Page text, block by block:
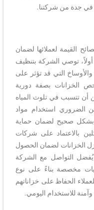
جدة من شركتنا.
القيمة لعملائها لضمان
توصي الشركة بتنظيف
التي قد تؤثر على
الخزانات بصفة دورية
تتسبب في تلوث المياه
الضروري استخدام مواد
بشكل صحيح لضمان حماية
بالاعتماد على شركات
لضمان الحصول
يُفضل التواصل مع الشركة
مخصصة بناءً على نوع
الحفاظ على خزاناتهم
للاستخدام اليومي.